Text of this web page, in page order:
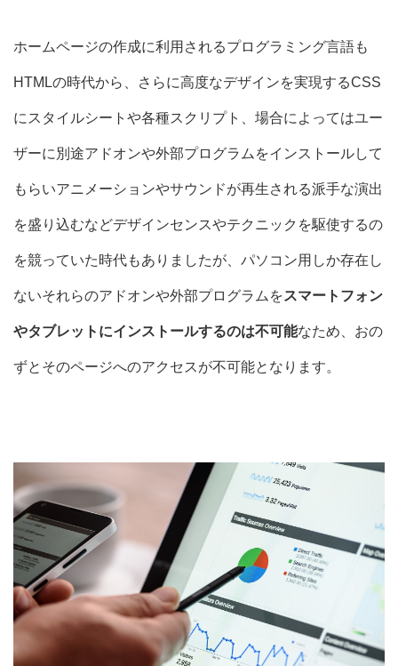
ホームページの作成に利用されるプログラミング言語も
HTMLの時代から、さらに高度なデザインを実現するCSS
にスタイルシートや各種スクリプト、場合によってはユー
ザーに別途アドオンや外部プログラムをインストールして
もらいアニメーションやサウンドが再生される派手な演出
を盛り込むなどデザインセンスやテクニックを駆使するの
を競っていた時代もありましたが、パソコン用しか存在し
ないそれらのアドオンや外部プログラムをスマートフォン
やタブレットにインストールするのは不可能なため、おの
ずとそのページへのアクセスが不可能となります。